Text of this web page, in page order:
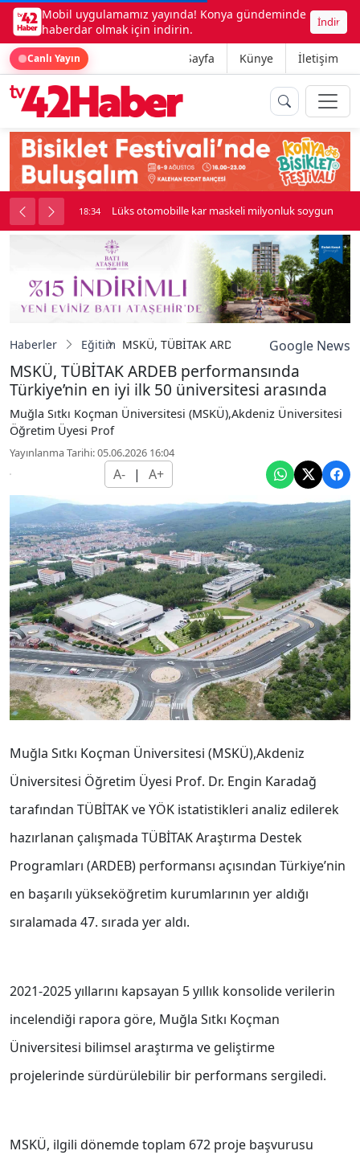
Mobil uygulamamız yayında! Konya gündeminde
haberdar olmak için indirin.
İndir
Canlı Yayın Ana Sayfa Künye İletişim
kavga çıktı 18:34 Lüks otomobille kar maskeli milyonluk soygun
Haberler Eğitim MSKÜ, TÜBİTAK ARDEB performansında
Google News
MSKÜ, TÜBİTAK ARDEB performansında
Türkiye’nin en iyi ilk 50 üniversitesi arasında
Muğla Sıtkı Koçman Üniversitesi (MSKÜ),Akdeniz Üniversitesi
Öğretim Üyesi Prof
Yayınlanma Tarihi: 05.06.2026 16:04
A- | A+
Muğla Sıtkı Koçman Üniversitesi (MSKÜ),Akdeniz
Üniversitesi Öğretim Üyesi Prof. Dr. Engin Karadağ
tarafından TÜBİTAK ve YÖK istatistikleri analiz edilerek
hazırlanan çalışmada TÜBİTAK Araştırma Destek
Programları (ARDEB) performansı açısından Türkiye’nin
en başarılı yükseköğretim kurumlarının yer aldığı
sıralamada 47. sırada yer aldı.
2021-2025 yıllarını kapsayan 5 yıllık konsolide verilerin
incelendiği rapora göre, Muğla Sıtkı Koçman
Üniversitesi bilimsel araştırma ve geliştirme
projelerinde sürdürülebilir bir performans sergiledi.
MSKÜ, ilgili dönemde toplam 672 proje başvurusu